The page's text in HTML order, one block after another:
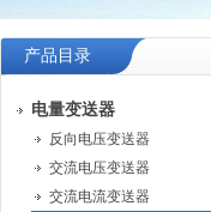
产品目录
电量变送器
反向电压变送器
交流电压变送器
交流电流变送器